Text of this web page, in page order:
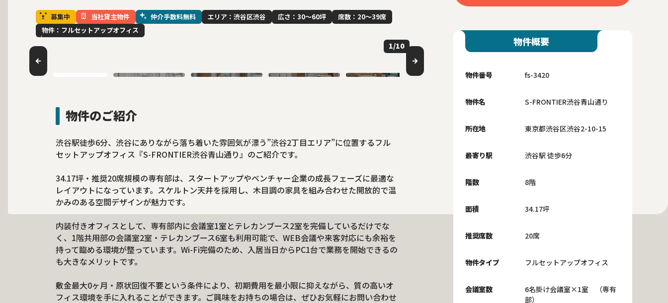
募集中 当社貸主物件 仲介手数料無料 エリア：渋谷区渋谷 広さ：30〜60坪
席数：20〜39席
物件：フルセットアップオフィス
1/10
物件のご紹介
渋谷駅徒歩6分、渋谷にありながら落ち着いた雰囲気が漂う”渋谷2丁目エリア”に位置するフル
セットアップオフィス『S-FRONTIER渋谷青山通り』のご紹介です。
34.17坪・推奨20席規模の専有部は、スタートアップやベンチャー企業の成長フェーズに最適な
レイアウトになっています。スケルトン天井を採用し、木目調の家具を組み合わせた開放的で温
かみのある空間デザインが魅力です。
内装付きオフィスとして、専有部内に会議室1室とテレカンブース2室を完備しているだけでな
く、1階共用部の会議室2室・テレカンブース6室も利用可能で、WEB会議や来客対応にも余裕を
持って臨める環境が整っています。Wi-Fi完備のため、入居当日からPC1台で業務を開始できるの
も大きなメリットです。
敷金最大0ヶ月・原状回復不要という条件により、初期費用を最小限に抑えながら、質の高いオ
フィス環境を手に入れることができます。ご興味をお持ちの場合は、ぜひお気軽にお問い合わせ
物件概要
物件番号 fs-3420
物件名 S-FRONTIER渋谷青山通り
所在地 東京都渋谷区渋谷2-10-15
最寄り駅 渋谷駅 徒歩6分
階数 8階
面積 34.17坪
推奨席数 20席
物件タイプ フルセットアップオフィス
会議室数
6名掛け会議室×1室 （専有
部）